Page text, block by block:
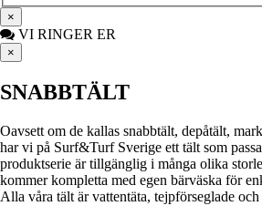
×
VI RINGER ER
×
SNABBTÄLT
Oavsett om de kallas snabbtält, depåtält,
har vi på Surf&Turf Sverige ett tält som
produktserie är tillgänglig i många olika
kommer kompletta med egen bärväska för
Alla våra tält är vattentäta, tejpförseglade